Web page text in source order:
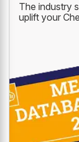
The industry
uplift your